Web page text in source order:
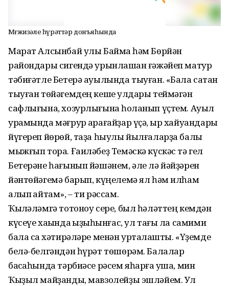
Мөғжизәле һүрәттәр донъяһында
Марат Алсынбай улы Баймаҡ һәм Бөрйән
райондары сигендә урынлашҡан ғәжәйеп матур
тәбиғәтле Бетерә ауылында тыуған. «Бала саҡтан
тыуған төйәгемдең кеше ҡулдары теймәгән
сафлығына, хозурлығына һоҡланып үҫтем. Ауыл
урамында мәғрур ҡарағайҙар үҫә, ҡыр хайуандары
йүгереп йөрөй, таҙа һыулы йылғаларҙа балыҡ
мыжғып тора. Ғаиләбеҙ Темәскә күскәс тә гел
Бетерәне һағынып йәшәнем, әле лә йәйҙәрен
йәнтөйәгемә барып, күңелемә ял һәм илһам
алып ҡайтам», – ти рәссам.
Ҡылҡәләмгә тотоноу сере, был һәләттең кемдән
күсеүе хаҡында ҡыҙыҡһынғас, ул тағы ла самими
бала саҡ хәтирәләре менән уртаҡлашты. «Үҙемде
белә-белгәндән һүрәт төшөрәм. Балалар
баҡсаһында тәрбиәсе рәсем яһарға ҡуша, мин
Ҡыҙыл майҙанды, мавзолейҙы эшләйем. Ул